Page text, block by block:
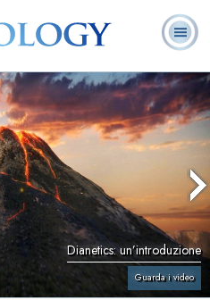
Ministri
Volontari
Domande
ricorrenti
Dianetics: un’introduzione
Guarda i video